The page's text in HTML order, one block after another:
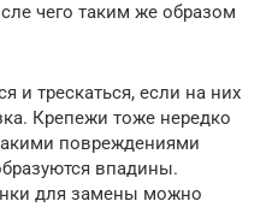
чего таким же образом
и трескаться, если на них
Крепежи тоже нередко
повреждениями
впадины.
для замены можно